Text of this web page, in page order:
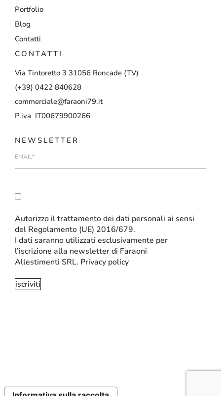
Portfolio
Blog
Contatti
CONTATTI
Via Tintoretto 3 31056 Roncade (TV)
(+39) 0422 840628
commerciale@faraoni79.it
P.iva IT00679900266
NEWSLETTER
mail
Autorizzo il trattamento dei dati personali ai sensi
del Regolamento (UE) 2016/679.
I dati saranno utilizzati esclusivamente per
l’iscrizione alla newsletter di Faraoni
Allestimenti SRL. Privacy policy